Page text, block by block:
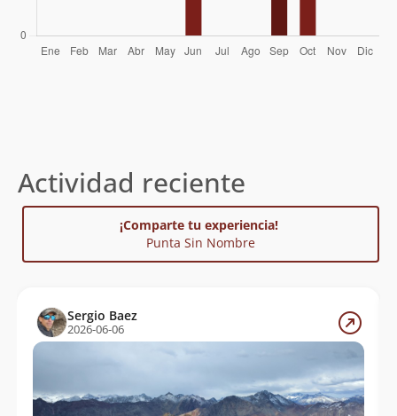
Actividad reciente
¡Comparte tu experiencia!
Punta Sin Nombre
Sergio Baez
2026-06-06